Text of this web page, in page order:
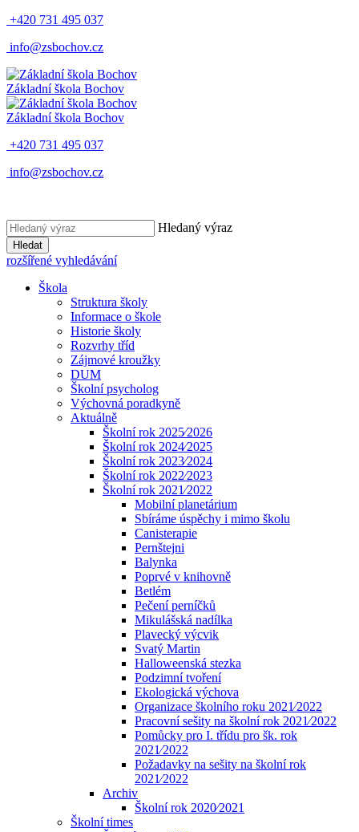
+420 731 495 037
info@zsbochov.cz
Základní škola Bochov
Základní škola Bochov
+420 731 495 037
info@zsbochov.cz
Hledaný výraz
Hledat
rozšířené vyhledávání
Škola
Struktura školy
Informace o škole
Historie školy
Rozvrhy tříd
Zájmové kroužky
DUM
Školní psycholog
Výchovná poradkyně
Aktuálně
Školní rok 2025⁄2026
Školní rok 2024⁄2025
Školní rok 2023⁄2024
Školní rok 2022⁄2023
Školní rok 2021⁄2022
Mobilní planetárium
Sbíráme úspěchy i mimo školu
Canisterapie
Pernštejni
Balynka
Poprvé v knihovně
Betlém
Pečení perníčků
Mikulášská nadílka
Plavecký výcvik
Svatý Martin
Halloweenská stezka
Podzimní tvoření
Ekologická výchova
Organizace školního roku 2021⁄2022
Pracovní sešity na školní rok 2021⁄2022
Pomůcky pro I. třídu pro šk. rok
2021⁄2022
Požadavky na sešity na školní rok
2021⁄2022
Archiv
Školní rok 2020⁄2021
Školní times